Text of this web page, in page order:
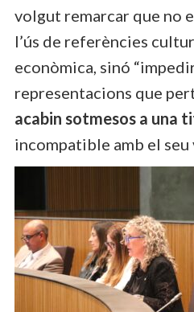
volgut remarcar que no
l’ús de referències
econòmica, sinó
representacions que
acabin sotmesos a una
incompatible amb el seu